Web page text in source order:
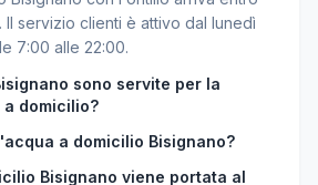
servizio clienti è attivo dal lunedì
7:00 alle 22:00.
sono servite per la
domicilio?
a domicilio Bisignano?
Bisignano viene portata al